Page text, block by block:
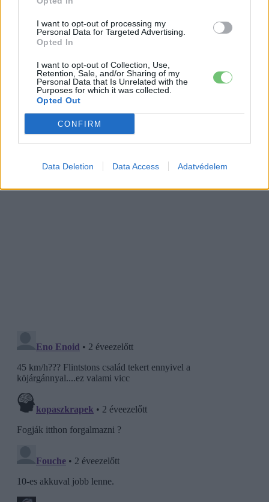
I want to opt-out of processing my
Personal Data for Targeted Advertising.
Opted In
I want to opt-out of Collection, Use,
Retention, Sale, and/or Sharing of my
Personal Data that Is Unrelated with the
Purposes for which it was collected.
Opted Out
CONFIRM
Data Deletion Data Access Adatvédelem